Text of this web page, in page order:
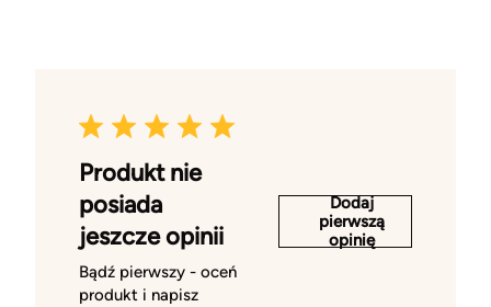
Produkt nie
posiada
jeszcze opinii
Bądź pierwszy - oceń
produkt i napisz
Dodaj
pierwszą
opinię